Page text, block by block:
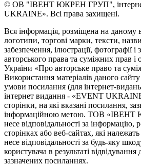
© ОВ "ІВЕНТ ЮКРЕН ГРУП",
UKRAINE». Всі права захищені.
Вся інформація, розміщена на даному
логотипи, торгові марки, тексти,
забезпечення, ілюстрації, фотографії
авторського права та суміжних прав
України «Про авторське право та
Використання матеріалів даного
умови посилання (для інтернет-
інтернет видання - «EVENT
сторінки, на які вказані посилання,
інформаційною метою. ТОВ
несе відповідальності за інформацію,
сторінках або веб-сайтах, які
несе відповідальності за будь-яку
користувача в результаті
зазначених посиланнях.